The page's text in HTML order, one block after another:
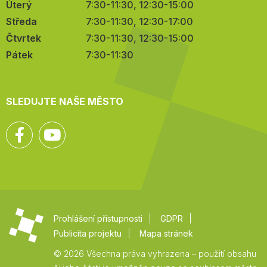
Úterý
7:30-11:30, 12:30-15:00
Středa
7:30-11:30, 12:30-17:00
Čtvrtek
7:30-11:30, 12:30-15:00
Pátek
7:30-11:30
SLEDUJTE NAŠE MĚSTO
Facebook
Prohlášení přístupnosti
GDPR
Publicita projektu
Mapa stránek
© 2026 Všechna práva vyhrazena – použití obsahu